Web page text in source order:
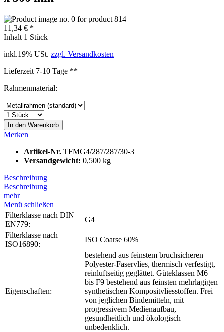
11,34 € *
Inhalt 1 Stück
inkl.19% USt. zzgl. Versandkosten
Lieferzeit 7-10 Tage **
Rahmenmaterial:
In den Warenkorb
Merken
Artikel-Nr. TFMG4/287/287/30-3
Versandgewicht: 0,500 kg
Beschreibung
Beschreibung
mehr
Menü schließen
Filterklasse nach DIN
EN779:
G4
Filterklasse nach
ISO16890:
ISO Coarse 60%
Eigenschaften:
bestehend aus feinstem bruchsicheren
Polyester-Faservlies, thermisch verfestigt,
reinluftseitig geglättet. Güteklassen M6
bis F9 bestehend aus feinsten mehrlagigen
synthetischen Kompositvliesstoffen. Frei
von jeglichen Bindemitteln, mit
progressivem Medienaufbau,
gesundheitlich und ökologisch
unbedenklich.